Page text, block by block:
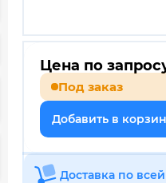
Цена по
Под заказ
Добавить в
Доставка по